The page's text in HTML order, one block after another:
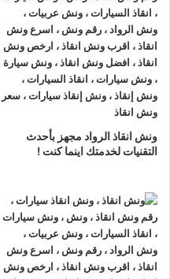
حديثة و مجهزة لـسحب السيارات
ونش انقاذ سياراتيرجي
01063144040
–
اقرب ونش انقاذفي غضون 15 دقائق بحد اقصي.
تليفون ونش انقاذ
ونش انقاذ العريشنحن أرخص
أقرب ونش
بالقرب منك ,
عاما ومتخصصون في أنقاذ ورفع
ولدينا اسطول
سيارات إنقاذ
الجمهورية لإنقاذ و رفع
ونش انقاذ الرواد مجهز بأحدث
التقنيات لخدمتك اينما كنت !